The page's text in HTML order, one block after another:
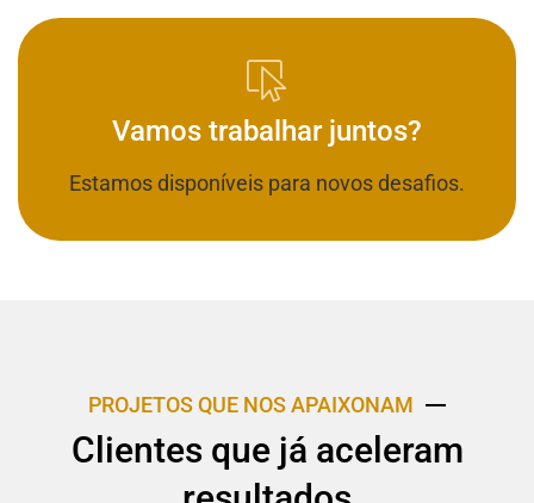
Vamos trabalhar juntos?
Estamos disponíveis para novos desafios.
PROJETOS QUE NOS APAIXONAM
Clientes que já aceleram